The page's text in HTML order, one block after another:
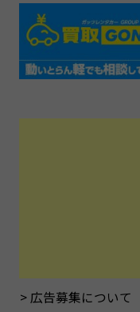
広告募集について